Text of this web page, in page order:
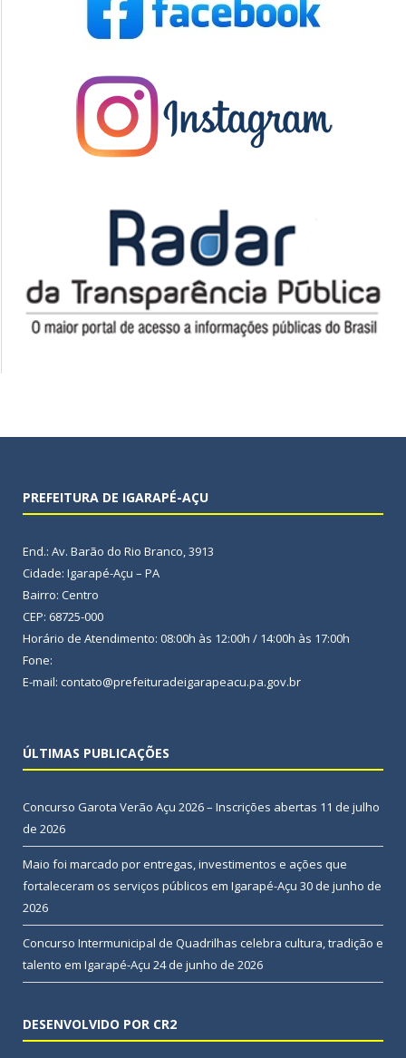
PREFEITURA DE IGARAPÉ-AÇU
End.: Av. Barão do Rio Branco, 3913
Cidade: Igarapé-Açu – PA
Bairro: Centro
CEP: 68725-000
Horário de Atendimento: 08:00h às 12:00h / 14:00h às 17:00h
Fone:
E-mail: contato@prefeituradeigarapeacu.pa.gov.br
ÚLTIMAS PUBLICAÇÕES
Concurso Garota Verão Açu 2026 – Inscrições abertas 11 de julho
de 2026
Maio foi marcado por entregas, investimentos e ações que
fortaleceram os serviços públicos em Igarapé-Açu 30 de junho de
2026
Concurso Intermunicipal de Quadrilhas celebra cultura, tradição e
talento em Igarapé-Açu 24 de junho de 2026
DESENVOLVIDO POR CR2